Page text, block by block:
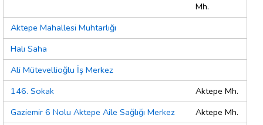
Mh.
Aktepe Mahallesi Muhtarlığı
Halı Saha
Ali Mütevellioğlu İş Merkez
146. Sokak
Aktepe Mh.
Gaziemir 6 Nolu Aktepe Aile Sağlığı Merkez
Aktepe Mh.